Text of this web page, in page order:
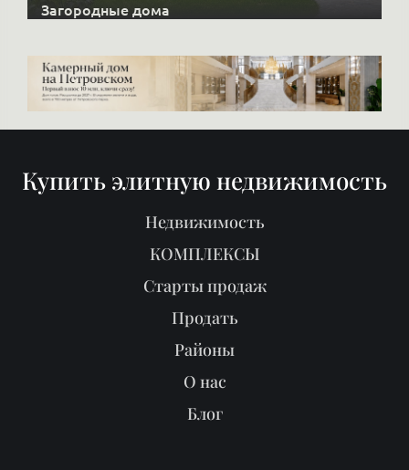
Загородные дома
Купить элитную недвижимость
Недвижимость
КОМПЛЕКСЫ
Старты продаж
Продать
Районы
О нас
Блог